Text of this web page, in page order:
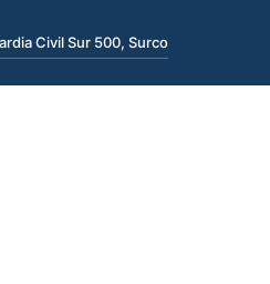
Civil Sur 500, Surco